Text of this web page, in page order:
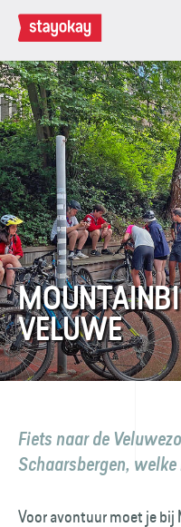
VELUWE
Fiets naar de
Schaarsbergen,
Voor avontuur moet je bij